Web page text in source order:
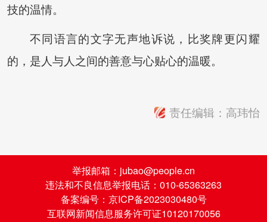
技的温情。
不同语言的文字无声地诉说，比奖牌更闪耀
的，是人与人之间的善意与心贴心的温暖。
责任编辑：高玮怡
举报邮箱：jubao@people.cn
违法和不良信息举报电话：010-65363263
备案编号：京ICP备2023030480号
互联网新闻信息服务许可证10120170056